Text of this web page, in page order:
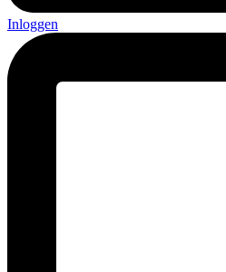
Inloggen